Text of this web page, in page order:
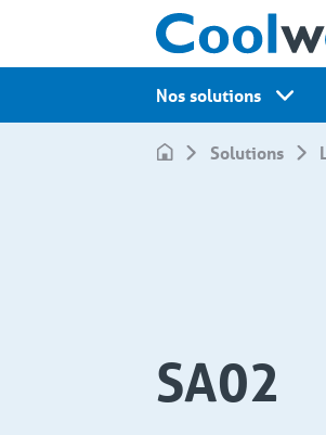
Nos solutions
Solutions
SA02